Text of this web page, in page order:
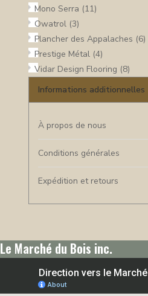
Mono Serra (11)
Owatrol (3)
Plancher des Appalaches (6)
Prestige Métal (4)
Vidar Design Flooring (8)
Informations additionnelles
À propos de nous
Conditions générales
Expédition et retours
Le Marché du Bois inc.